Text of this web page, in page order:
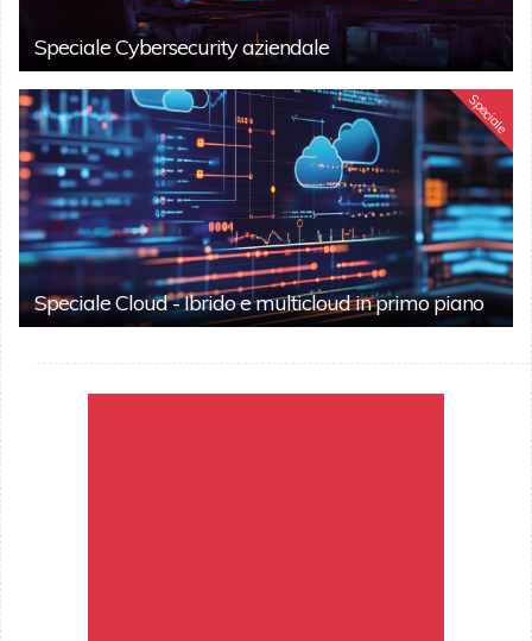
Speciale Cybersecurity aziendale
Speciale
Speciale Cloud - Ibrido e multicloud in primo piano